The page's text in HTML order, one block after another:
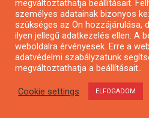
Mezőgazdasági pályázatok
Falusi turizmus pályázatok
Napelem pályázatok
GINOP pályázatok
Copyright © All
megváltoztathatja beállításait.
személyes adatainak bizonyos
szükséges az Ön hozzájárulása,
ilyen jellegű adatkezelés ellen. A
weboldalra érvényesek. Erre a
adatvédelmi szabályzatunk
megváltoztathatja a beállításait..
Cookie settings ELFOGADOM